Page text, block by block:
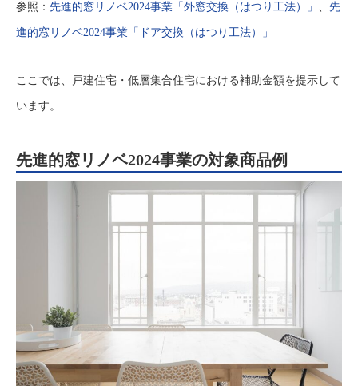
参照： 先進的窓リノベ2024事業「外窓交換（はつり工法）」 、 先
進的窓リノベ2024事業「ドア交換（はつり工法）」
ここでは、戸建住宅・低層集合住宅における補助金額を提示して
います。
先進的窓リノベ2024事業の対象商品例